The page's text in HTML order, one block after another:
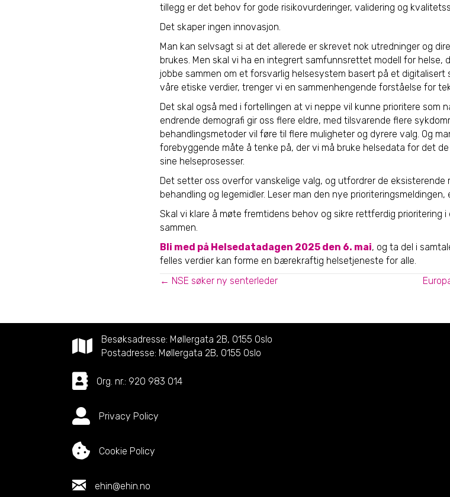
tillegg er det behov for gode risikovurderinger, validering og
Det skaper ingen innovasjon.
Man kan selvsagt si at det allerede er skrevet nok utredninger og
brukes. Men skal vi ha en integrert samfunnsrettet modell for
jobbe sammen om et forsvarlig helsesystem basert på et
våre etiske verdier, trenger vi en sammenhengende forståelse for
Det skal også med i fortellingen at vi neppe vil kunne prioritere som
endrende demografi gir oss flere eldre, med tilsvarende flere
behandlingsmetoder vil føre til flere muligheter og dyrere valg. Og
forebyggende måte å tenke på, der vi må bruke helsedata for det
sine helseprosesser.
Det setter oss overfor vanskelige valg, og utfordrer de eksisterende
behandling og legemidler. Leser man den nye
Skal vi klare å møte fremtidens behov og sikre rettferdig prioritering
sammen.
Bli med på Helsedatadagen 2025 den 6. mai, og ta del i
felles verdier kan forme en bærekraftig helsetjeneste for alle.
Posts
← NSE søker ny senterleder
Besøksadresse: Møllergata 2B, 0155 Oslo
Postadresse: Møllergata 2B, 0155 Oslo
Org. nr.: 920 983 014
Privacy Policy
Cookie Policy
ehin@ehin.no